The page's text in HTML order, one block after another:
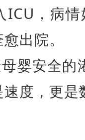
ICU，病
出院。
婴安全
度，更